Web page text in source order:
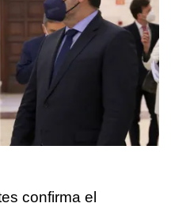
confirma el